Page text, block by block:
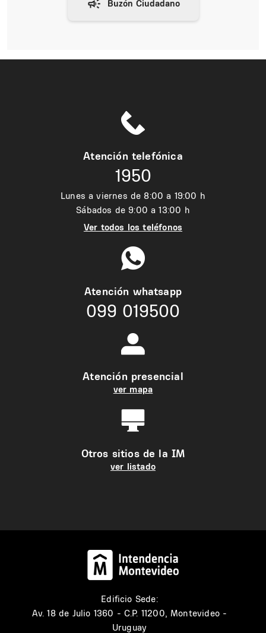
Atención telefónica
1950
Lunes a viernes de 8:00 a 19:00 h
Sábados de 9:00 a 13:00 h
Ver todos los teléfonos
Atención whatsapp
099 019500
Atención presencial
ver mapa
Otros sitios de la IM
ver listado
Edificio Sede:
Av. 18 de Julio 1360 - C.P. 11200, Montevideo -
Uruguay